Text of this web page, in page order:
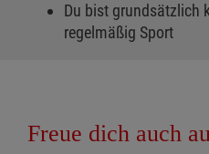
Du bist grundsätzlich
regelmäßig Sport
Freue dich auch